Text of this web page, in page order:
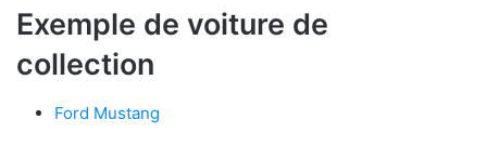
Exemple de voiture de
collection
Ford Mustang